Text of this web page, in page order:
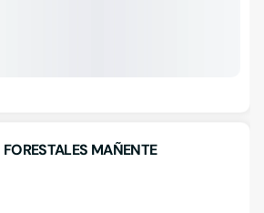
MAÑENTE